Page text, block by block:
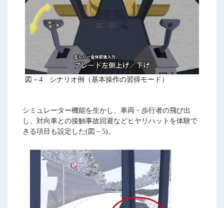
図－4 シナリオ例（基本操作の習得モード）
シミュレーター機能を生かし、車両・歩行者の飛び出
し、対向車との接触事故回避などヒヤリハットを体験で
きる項目も設定した(図－5)。